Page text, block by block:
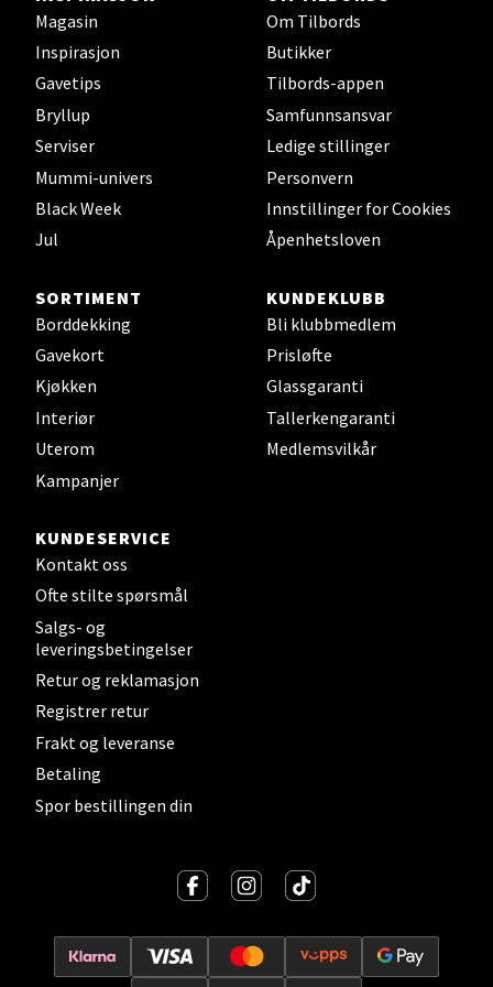
Magasin
Inspirasjon
Gavetips
Bryllup
Serviser
Mummi-univers
Black Week
Jul
Om Tilbords
Butikker
Tilbords-appen
Samfunnsansvar
Ledige stillinger
Personvern
Innstillinger for Cookies
Åpenhetsloven
SORTIMENT
Borddekking
Gavekort
Kjøkken
Interiør
Uterom
Kampanjer
KUNDEKLUBB
Bli klubbmedlem
Prisløfte
Glassgaranti
Tallerkengaranti
Medlemsvilkår
KUNDESERVICE
Kontakt oss
Ofte stilte spørsmål
Salgs- og
leveringsbetingelser
Retur og reklamasjon
Registrer retur
Frakt og leveranse
Betaling
Spor bestillingen din
Falkenborgveien 5, 7044 Trondheim
Åpent i dag 09-21
0 i butikk
Ski - Thon Senter Ski
Ski Storsenter, Jernbanesvingen 6, 1400 Ski
Åpent i dag 10-21
0 i butikk
Velg
Sortland - Sortland Storsenter
Strangata 26, 8400 Sortland
Åpent i dag 10-19
0 i butikk
Steinkjer - Thon Senter Steinkjer
Sjøfartsgata 2, 7714 Steinkjer
Åpent i dag 10-20